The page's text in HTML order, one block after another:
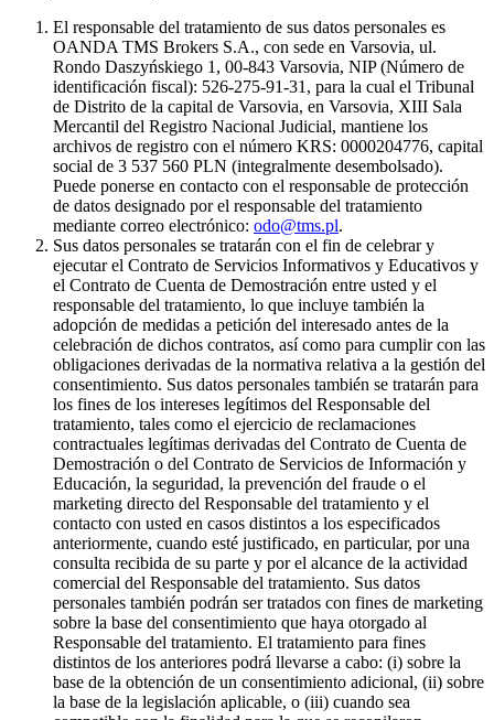
El responsable del tratamiento de sus datos personales es
OANDA TMS Brokers S.A., con sede en Varsovia, ul.
Rondo Daszyńskiego 1, 00-843 Varsovia, NIP (Número de
identificación fiscal): 526-275-91-31, para la cual el Tribunal
de Distrito de la capital de Varsovia, en Varsovia, XIII Sala
Mercantil del Registro Nacional Judicial, mantiene los
archivos de registro con el número KRS: 0000204776, capital
social de 3 537 560 PLN (integralmente desembolsado).
Puede ponerse en contacto con el responsable de protección
de datos designado por el responsable del tratamiento
mediante correo electrónico: odo@tms.pl.
Sus datos personales se tratarán con el fin de celebrar y
ejecutar el Contrato de Servicios Informativos y Educativos y
el Contrato de Cuenta de Demostración entre usted y el
responsable del tratamiento, lo que incluye también la
adopción de medidas a petición del interesado antes de la
celebración de dichos contratos, así como para cumplir con las
obligaciones derivadas de la normativa relativa a la gestión del
consentimiento. Sus datos personales también se tratarán para
los fines de los intereses legítimos del Responsable del
tratamiento, tales como el ejercicio de reclamaciones
contractuales legítimas derivadas del Contrato de Cuenta de
Demostración o del Contrato de Servicios de Información y
Educación, la seguridad, la prevención del fraude o el
marketing directo del Responsable del tratamiento y el
contacto con usted en casos distintos a los especificados
anteriormente, cuando esté justificado, en particular, por una
consulta recibida de su parte y por el alcance de la actividad
comercial del Responsable del tratamiento. Sus datos
personales también podrán ser tratados con fines de marketing
sobre la base del consentimiento que haya otorgado al
Responsable del tratamiento. El tratamiento para fines
distintos de los anteriores podrá llevarse a cabo: (i) sobre la
base de la obtención de un consentimiento adicional, (ii) sobre
la base de la legislación aplicable, o (iii) cuando sea